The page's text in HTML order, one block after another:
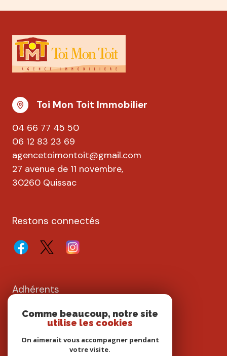
Toi Mon Toit Immobilier
04 66 77 45 50
06 12 83 23 69
agencetoimontoit@gmail.com
27 avenue de 11 novembre,
30260 Quissac
Restons connectés
Adhérents
Comme beaucoup, notre site
utilise les cookies
On aimerait vous accompagner pendant
votre visite.